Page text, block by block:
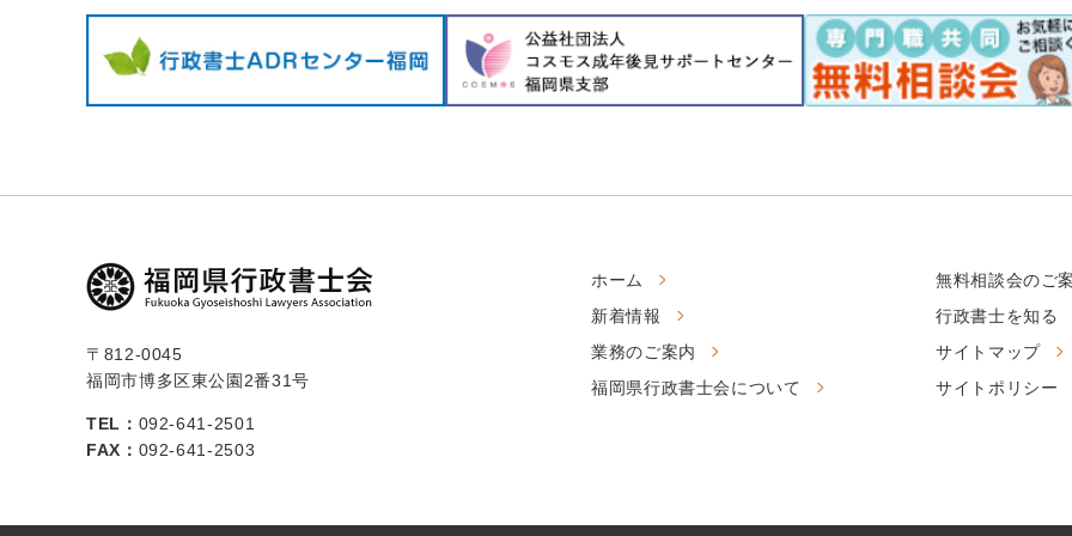
〒812-0045
福岡市博多区東公園2番31号
TEL： 092-641-2501
FAX： 092-641-2503
ホーム
新着情報
業務のご案内
福岡県行政書士会について
無料相談会のご
行政書士を知る
サイトマップ
サイトポリシー